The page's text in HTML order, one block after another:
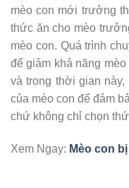
mèo con mới trưởng
thức ăn cho mèo
mèo con. Quá trình
để giảm khả năng
và trong thời gian
của mèo con để đảm
chứ không chỉ chọn
Xem Ngay: Mèo con